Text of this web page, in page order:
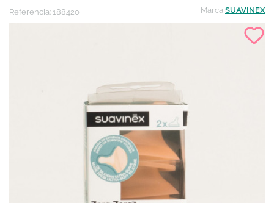
Referencia: 188420 Marca SUAVINEX